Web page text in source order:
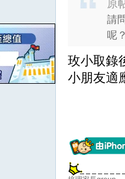
原
請
呢
玫小取錄
小朋友適